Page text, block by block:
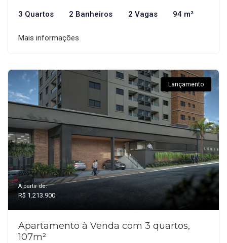
3 Quartos 2 Banheiros 2 Vagas 94 m²
Mais informações
Lançamento
A partir de:
R$ 1.213.900
Apartamento à Venda com 3 quartos,
107m²